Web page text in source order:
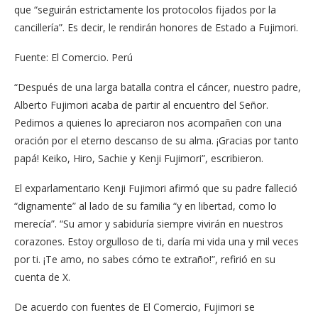
que “seguirán estrictamente los protocolos fijados por la
cancillería”. Es decir, le rendirán honores de Estado a Fujimori.
Fuente: El Comercio. Perú
“Después de una larga batalla contra el cáncer, nuestro padre,
Alberto Fujimori acaba de partir al encuentro del Señor.
Pedimos a quienes lo apreciaron nos acompañen con una
oración por el eterno descanso de su alma. ¡Gracias por tanto
papá! Keiko, Hiro, Sachie y Kenji Fujimori”, escribieron.
El exparlamentario Kenji Fujimori afirmó que su padre falleció
“dignamente” al lado de su familia “y en libertad, como lo
merecía”. “Su amor y sabiduría siempre vivirán en nuestros
corazones. Estoy orgulloso de ti, daría mi vida una y mil veces
por ti. ¡Te amo, no sabes cómo te extraño!”, refirió en su
cuenta de X.
De acuerdo con fuentes de El Comercio, Fujimori se